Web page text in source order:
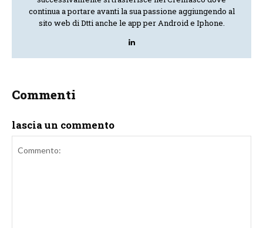
continua a portare avanti la sua passione aggiungendo al
sito web di Dtti anche le app per Android e Iphone.
Commenti
lascia un commento